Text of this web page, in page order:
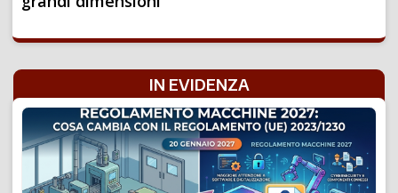
IN EVIDENZA